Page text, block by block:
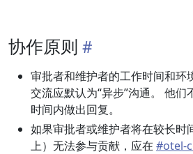
协作原则
审批者和维护者的工作时间和环
交流应默认为“异步”沟通。 他
时间内做出回复。
如果审批者或维护者将在较长时
上）无法参与贡献，应在 #otel-